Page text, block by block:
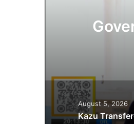
August 5, 2026